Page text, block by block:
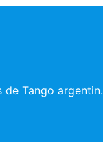
de Tango argentin.